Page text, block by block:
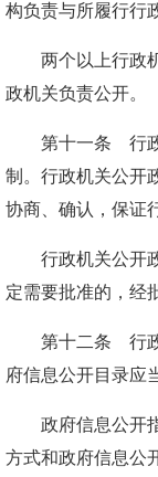
构负责与所履行行
两个以上行政机
政机关负责公开。
第十一条 行政
制。行政机关公开
协商、确认，保证
行政机关公开政
定需要批准的，经
第十二条 行政
府信息公开目录应
政府信息公开指
方式和政府信息公